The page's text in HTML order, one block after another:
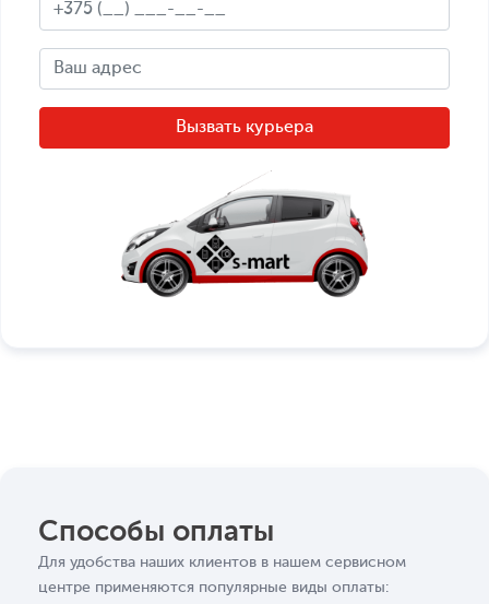
Способы оплаты
Для удобства наших клиентов в нашем сервисном
центре применяются популярные виды оплаты: